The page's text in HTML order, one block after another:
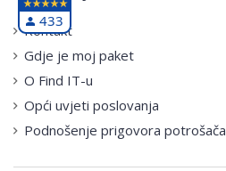
Kontakt
Gdje je moj paket
O Find IT-u
Opći uvjeti poslovanja
Podnošenje prigovora potrošača
433